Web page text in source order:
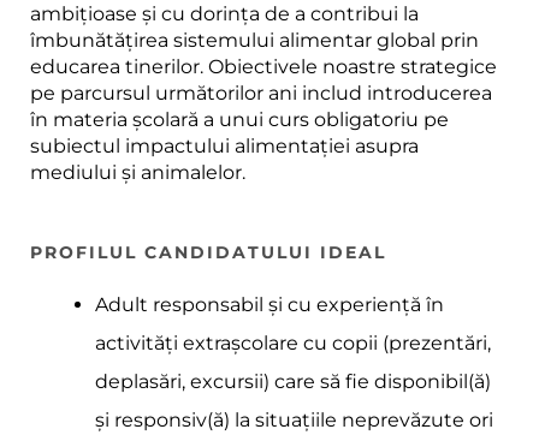
ambițioase și cu dorința de a contribui la
îmbunătățirea sistemului alimentar global prin
educarea tinerilor. Obiectivele noastre strategice
pe parcursul următorilor ani includ introducerea
în materia școlară a unui curs obligatoriu pe
subiectul impactului alimentației asupra
mediului și animalelor.
PROFILUL CANDIDATULUI IDEAL
Adult responsabil și cu experiență în
activități extrașcolare cu copii (prezentări,
deplasări, excursii) care să fie disponibil(ă)
și responsiv(ă) la situațiile neprevăzute ori